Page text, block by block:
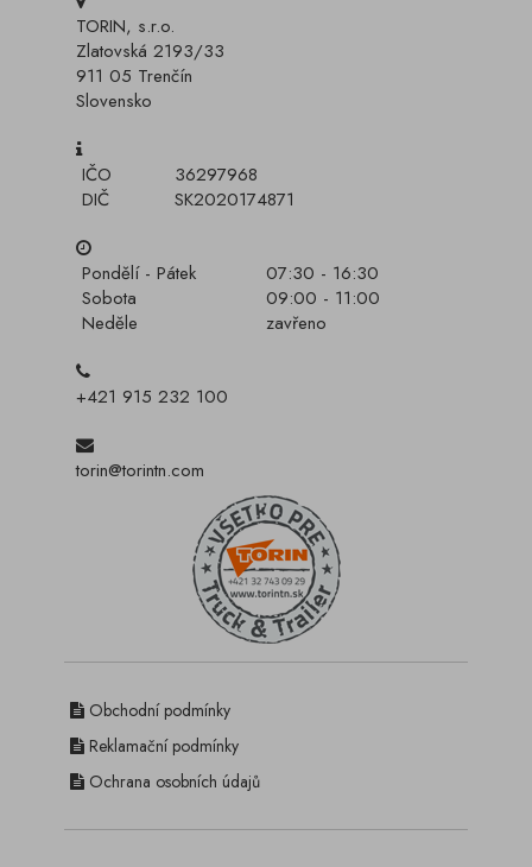
TORIN, s.r.o.
Zlatovská 2193/33
911 05 Trenčín
Slovensko
IČO
36297968
DIČ
SK2020174871
Pondělí - Pátek
07:30 - 16:30
Sobota
09:00 - 11:00
Neděle
zavřeno
+421 915 232 100
torin@torintn.com
Obchodní podmínky
Reklamační podmínky
Ochrana osobních údajů